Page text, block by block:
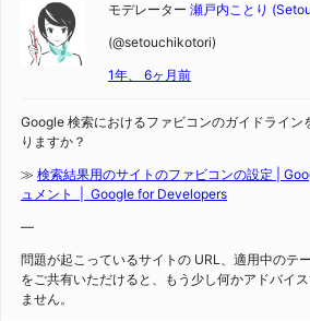
モデレーター 瀬戸内ことり
(@setouchikotori)
1年、 6ヶ月前
Google 検索におけるファビコンのガイドライン
りますか？
≫ 検索結果用のサイトのファビコンの設定 |
ュメント | Google for Developers
―
問題が起こっているサイトの URL、適用中のテ
をご共有いただけると、もう少し何かアドバイ
ません。